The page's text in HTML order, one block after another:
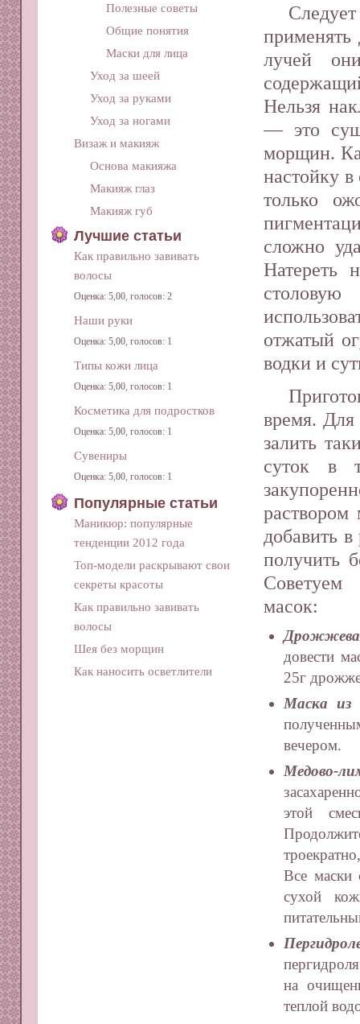
применять
лучей
Нельзя
— это
морщин.
настойку
только
сложно
Натереть
отжатый
водки и
время. Для
залить
суток в
добавить
получить
Советуем
масок:
довести
25г
Маска из
вечером.
Медово-
этой
Все маски
сухой
на
теплой
Полезные советы
Общие понятия
Маски для лица
Уход за шеей
Уход за руками
Уход за ногами
Визаж и макияж
Основа макияжа
Макияж глаз
Макияж губ
Лучшие статьи
Как правильно завивать
волосы
Оценка: 5,00, голосов: 2
Наши руки
Оценка: 5,00, голосов: 1
Типы кожи лица
Оценка: 5,00, голосов: 1
Косметика для подростков
Оценка: 5,00, голосов: 1
Сувениры
Оценка: 5,00, голосов: 1
Популярные статьи
Маникюр: популярные
тенденции 2012 года
Топ-модели раскрывают свои
секреты красоты
Как правильно завивать
волосы
Шея без морщин
Как наносить осветлители